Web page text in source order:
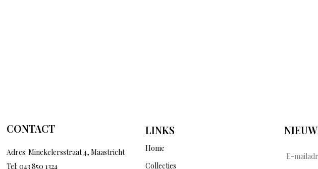
CONTACT
Adres: Minckelersstraat 4, Maastricht
Tel: 043 850 1324
LINKS
Home
Collecties